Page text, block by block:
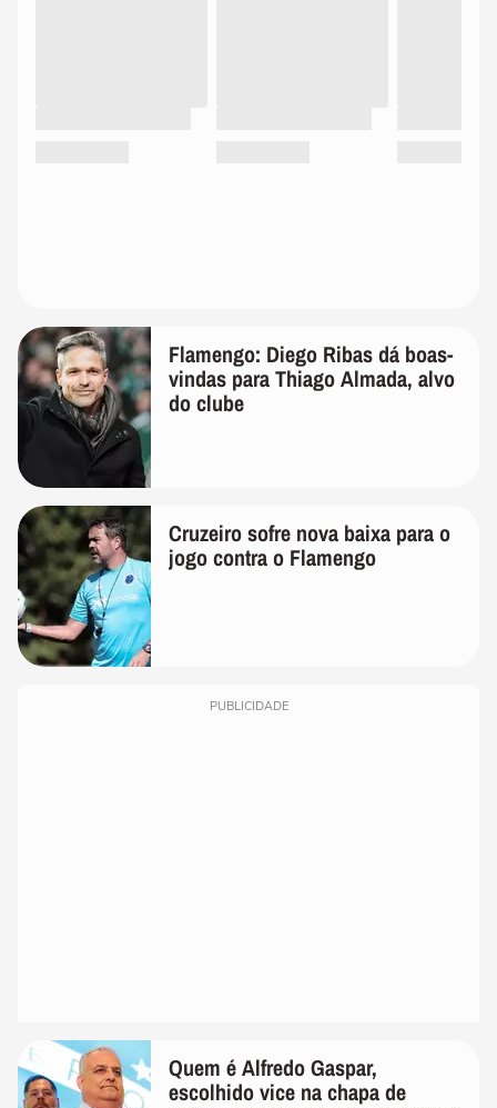
Flamengo: Diego Ribas dá boas-
vindas para Thiago Almada, alvo
do clube
Cruzeiro sofre nova baixa para o
jogo contra o Flamengo
PUBLICIDADE
Quem é Alfredo Gaspar,
escolhido vice na chapa de